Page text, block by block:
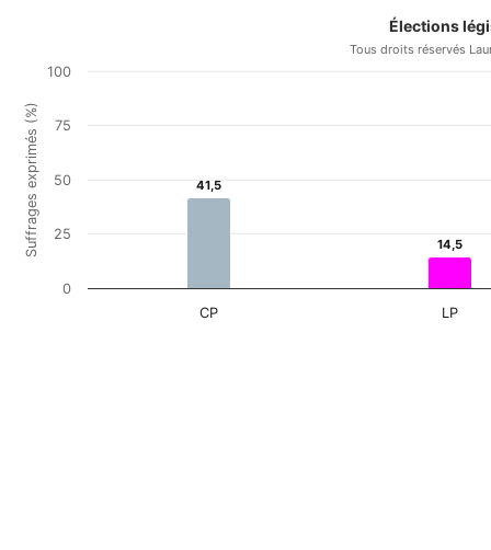
Suffrages exprimés (%)
Élections
Tous droits réservés
41,5
41,5
14,5
14,5
CP LP
0
25
50
75
100